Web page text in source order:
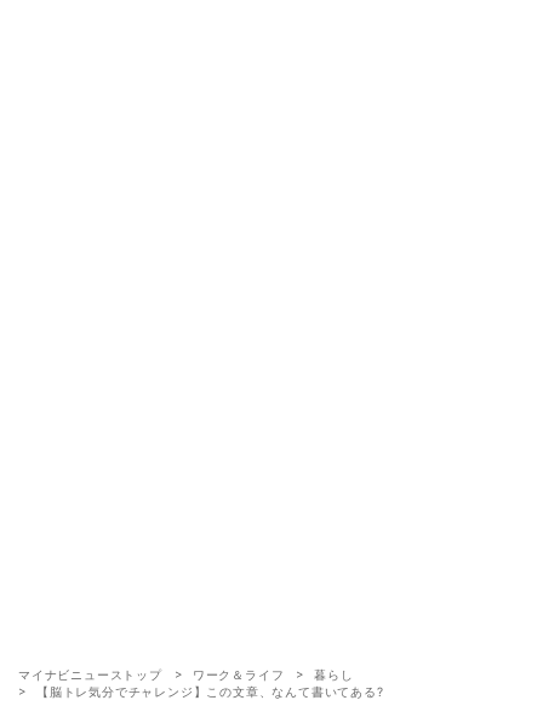
マイナビニューストップ ワーク＆ライフ
暮らし
【脳トレ気分でチャレンジ】この文章、なんて書いてある?